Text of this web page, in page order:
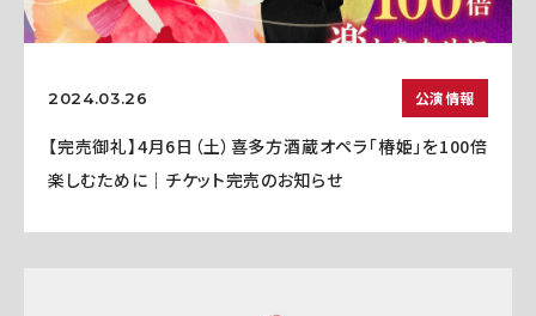
2024.03.26 公演情報
【完売御礼】4月6日（土）喜多方酒蔵オペラ「椿姫」を100倍
楽しむために｜チケット完売のお知らせ